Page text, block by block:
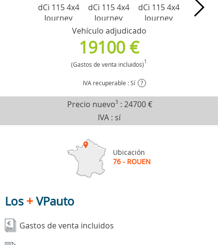
Vehículo adjudicado
19100 €
(Gastos de venta incluidos)1
IVA recuperable : Sí ?
Precio nuevo3 : 24700 €
IVA : sí
Ubicación
76 - ROUEN
Los+VPauto
Gastos de venta incluidos